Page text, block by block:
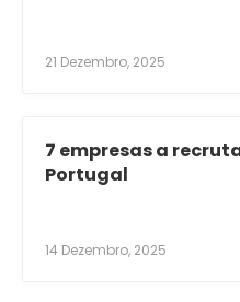
21 Dezembro, 2025
7 empresas a
Portugal
14 Dezembro, 2025